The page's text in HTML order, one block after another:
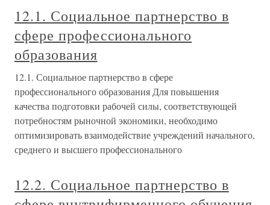
12.1. Социальное партнерство в
сфере профессионального
образования
12.1. Социальное партнерство в сфере
профессионального образования Для повышения
качества подготовки рабочей силы, соответствующей
потребностям рыночной экономики, необходимо
оптимизировать взаимодействие учреждений начального,
среднего и высшего профессионального
12.2. Социальное партнерство в